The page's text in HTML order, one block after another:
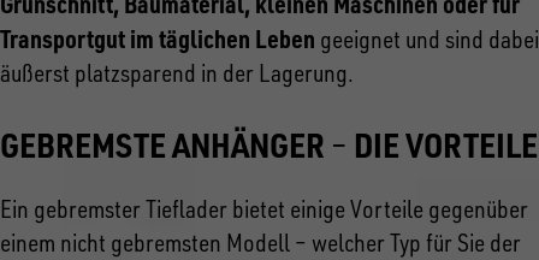
Transportgut im täglichen Leben geeignet und sind dabei
äußerst platzsparend in der Lagerung.
GEBREMSTE ANHÄNGER – DIE VORTEILE
Ein gebremster Tieflader bietet einige Vorteile gegenüber
einem nicht gebremsten Modell – welcher Typ für Sie der